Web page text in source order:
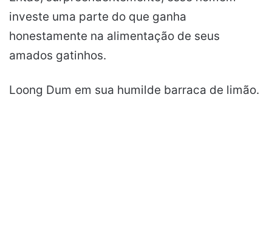
investe uma parte do que ganha
honestamente na alimentação de seus
amados gatinhos.
Loong Dum em sua humilde barraca de limão.